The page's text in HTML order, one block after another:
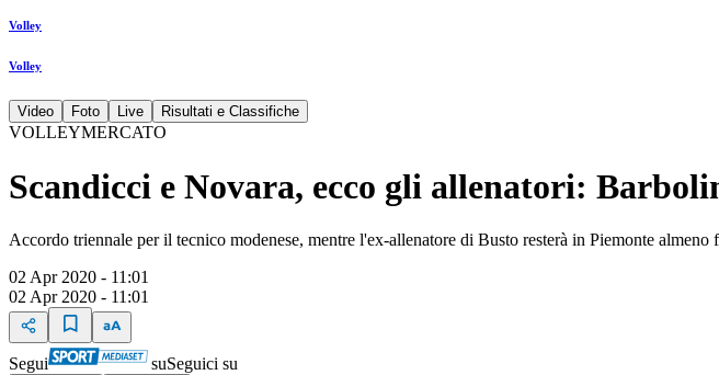
Volley
Volley
Video Foto Live Risultati e Classifiche
VOLLEYMERCATO
Scandicci e Novara, ecco gli allenatori:
Accordo triennale per il tecnico modenese, mentre l'ex-allenatore di Busto resterà in Piemonte almeno
02 Apr 2020 - 11:01
02 Apr 2020 - 11:01
Segui suSeguici su